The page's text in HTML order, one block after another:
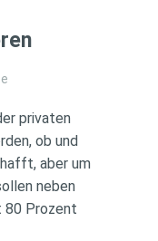
privaten
ob und
aber um
neben
80 Prozent